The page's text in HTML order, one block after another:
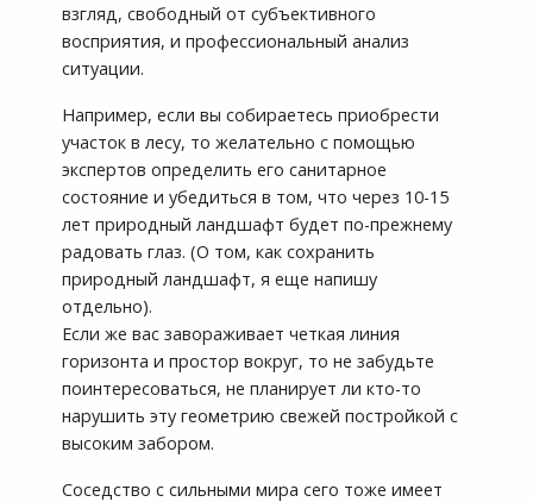
взгляд, свободный от субъективного
восприятия, и профессиональный анализ
ситуации.
Например, если вы собираетесь приобрести
участок в лесу, то желательно с помощью
экспертов определить его санитарное
состояние и убедиться в том, что через 10-15
лет природный ландшафт будет по-прежнему
радовать глаз. (О том, как сохранить
природный ландшафт, я еще напишу
отдельно).
Если же вас завораживает четкая линия
горизонта и простор вокруг, то не забудьте
поинтересоваться, не планирует ли кто-то
нарушить эту геометрию свежей постройкой с
высоким забором.
Соседство с сильными мира сего тоже имеет